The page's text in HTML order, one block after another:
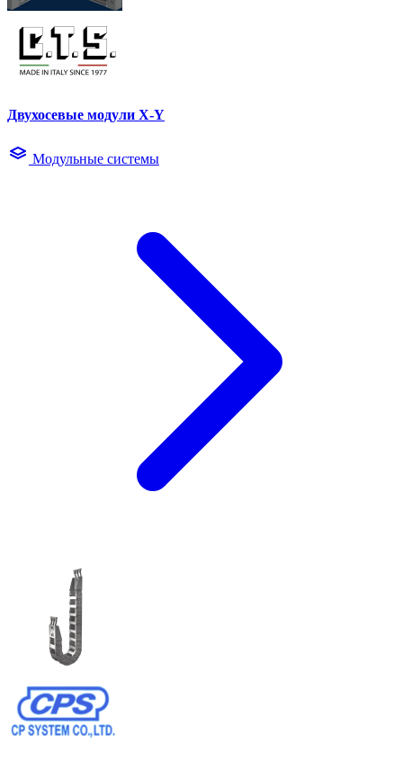
Двухосевые модули X-Y
Модульные системы